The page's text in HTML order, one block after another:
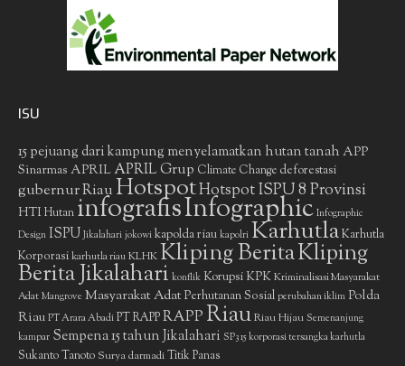
ISU
15 pejuang dari kampung menyelamatkan hutan tanah APP
Sinarmas APRIL APRIL Grup Climate Change deforestasi
gubernur RiauHotspotHotspot ISPU 8 Provinsi
HTIHutan infografisInfographic Infographic
Design ISPU Jikalahari jokowi kapolda riau kapolri KarhutlaKarhutla
Korporasikarhutla riauKLHKKliping BeritaKliping
Berita Jikalahari konflik Korupsi KPKKriminalisasi Masyarakat
Adat Mangrove Masyarakat AdatPerhutanan Sosial perubahan iklim Polda
Riau PT Arara Abadi PT RAPPRAPPRiauRiau Hijau Semenanjung
kampar Sempena 15 tahun Jikalahari SP3 15 korporasi tersangka karhutla
Sukanto Tanoto Surya darmadiTitik Panas